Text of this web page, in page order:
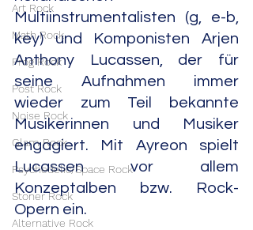
Art Rock
Math Rock
Prog Rock
Post Rock
Noise Rock
Glam Rock
Psychedelic/Space Rock
Stoner Rock
Alternative Rock
Multiinstrumentalisten (g, e-b,
key) und Komponisten Arjen
Anthony Lucassen, der für
seine Aufnahmen immer
wieder zum Teil bekannte
Musikerinnen und Musiker
engagiert. Mit Ayreon spielt
Lucassen vor allem
Konzeptalben bzw. Rock-
Opern ein.